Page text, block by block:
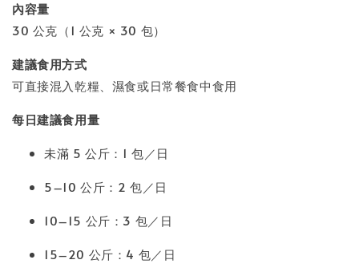
內容量
30 公克（1 公克 × 30 包）
建議食用方式
可直接混入乾糧、濕食或日常餐食中食用
每日建議食用量
未滿 5 公斤：1 包／日
5–10 公斤：2 包／日
10–15 公斤：3 包／日
15–20 公斤：4 包／日